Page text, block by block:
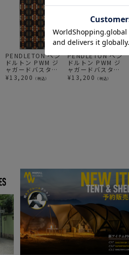
PENDLETON ペン
ドルトン PWM ジ
ャガードバスタオ
ルオーバーサイズ
チーフジョセフ
¥13,200 （税込）
PENDLETON ペン
ドルトン PWM ジ
ャガードバスタオ
ルオーバーサイズ
XB233 ダイアモン
¥13,200 （税込）